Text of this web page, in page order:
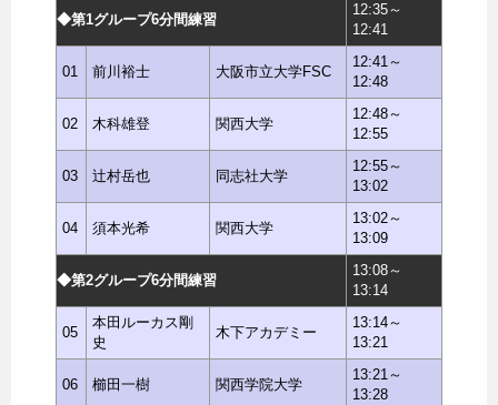
◆第1グループ6分間練習
12:35～
12:41
01 前川裕士 大阪市立大学FSC
12:41～
12:48
02 木科雄登 関西大学
12:48～
12:55
03 辻村岳也 同志社大学
12:55～
13:02
04 須本光希 関西大学
13:02～
13:09
◆第2グループ6分間練習
13:08～
13:14
05
本田ルーカス剛
史
木下アカデミー
13:14～
13:21
06 櫛田一樹 関西学院大学
13:21～
13:28